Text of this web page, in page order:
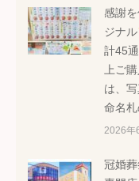
感謝
ジナル
計45
上ご
は、
命名
2026年
冠婚葬